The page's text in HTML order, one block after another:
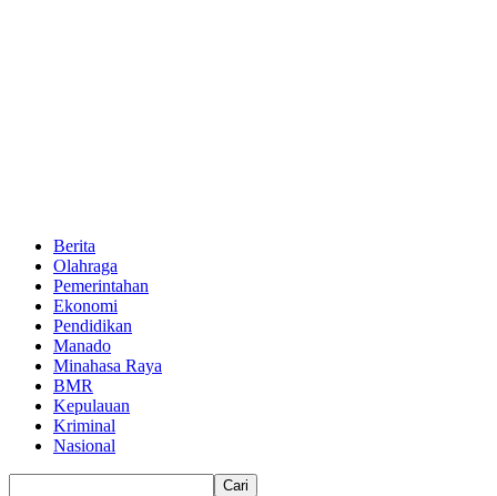
Berita
Olahraga
Pemerintahan
Ekonomi
Pendidikan
Manado
Minahasa Raya
BMR
Kepulauan
Kriminal
Nasional